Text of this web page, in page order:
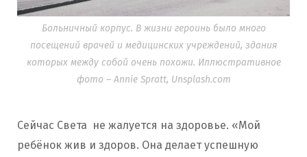
Больничный корпус. В жизни героинь было много
посещений врачей и медицинских учреждений, здания
которых между собой очень похожи. Иллюстративное
фото – Annie Spratt, Unsplash.com
Сейчас Света не жалуется на здоровье. «Мой
ребёнок жив и здоров. Она делает успешную